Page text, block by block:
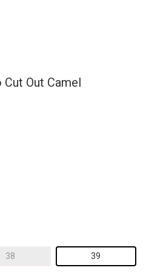
Out Camel
38 39